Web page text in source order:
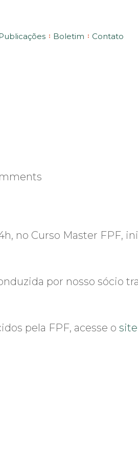
Boletim Contato
no Curso Master FPF,
por nosso sócio
pela FPF, acesse o